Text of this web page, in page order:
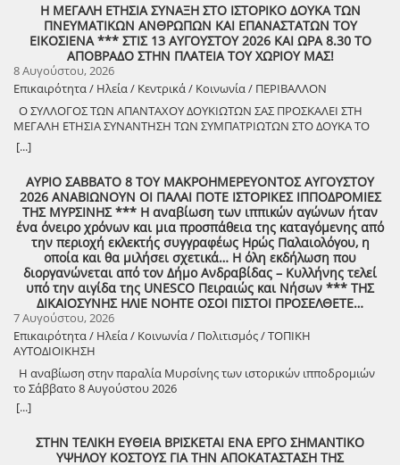
του Γυμνασίου Ζαχάρως θα γεμίσει μουσική, καθώς η Ορχήστρα «Τα
Χρώματα της Ήλιδας» θα παρουσιάσει ένα ξεχωριστό μουσικό
πρόγραμμα. Μια βραδιά που έρχεται να ενώσει ανθρώπους
διαφορετικών ηλικιών μέσα από τη δύναμη της μουσικής και να
προσφέρει σε κατοίκους και επισκέπτες μια όμορφη καλοκαιρινή
έξοδο. Ο Δήμος Ζαχάρως συνεχίζει να επενδύει στον πολιτισμό και να
δημιουργεί αφορμές για συνάντηση, ψυχαγωγία και συμμετοχή.
Δευτέρα 10 Αυγούστου | 21:30 Προαύλιο Γυμνασίου Ζαχάρως
Η ΜΕΓΑΛΗ ΕΤΗΣΙΑ ΣΥΝΑΞΗ ΣΤΟ ΙΣΤΟΡΙΚΟ ΔΟΥΚΑ ΤΩΝ
ΠΝΕΥΜΑΤΙΚΩΝ ΑΝΘΡΩΠΩΝ ΚΑΙ ΕΠΑΝΑΣΤΑΤΩΝ ΤΟΥ
ΕΙΚΟΣΙΕΝΑ *** ΣΤΙΣ 13 ΑΥΓΟΥΣΤΟΥ 2026 ΚΑΙ ΩΡΑ 8.30 ΤΟ
ΑΠΟΒΡΑΔΟ ΣΤΗΝ ΠΛΑΤΕΙΑ ΤΟΥ ΧΩΡΙΟΥ ΜΑΣ!
8 Αυγούστου, 2026
Επικαιρότητα / Ηλεία / Κεντρικά / Κοινωνία / ΠΕΡΙΒΑΛΛΟΝ
Ο ΣΥΛΛΟΓΟΣ ΤΩΝ ΑΠΑΝΤΑΧΟΥ ΔΟΥΚΙΩΤΩΝ ΣΑΣ ΠΡΟΣΚΑΛΕΙ ΣΤΗ
ΜΕΓΑΛΗ ΕΤΗΣΙΑ ΣΥΝΑΝΤΗΣΗ ΤΩΝ ΣΥΜΠΑΤΡΙΩΤΩΝ ΣΤΟ ΔΟΥΚΑ ΤΟ
ΑΘΑΝΑΤΟ! Μεγάλη η χαρά η δική μας για το ριζιμιό μας και για
τον επαναστάτη πρόγονό μας που πολέμησε με το σπαθί στο χέρι
κανόνια του αγώνα! ΦΩΤΟΓΡΑΦΙΕΣ ΚΑΙ ΠΡΟΣΚΛΗΣΗ ΓΙΑ ΤΟ
ΣΥΝΑΠΑΝΤΗΜΑ (Πατήστε πάνω στο σύνδεσμο για να ανοίξει το
αρχείο) Ο Σύλλογος των απανταχού Δουκιωτών σάς προσκαλεί στην
εκδήλωση που θα πραγματοποιηθεί στο χωριό μας, το ΔΟΥΚΑ, σε
συνδιοργάνωση με τον Δήμο Αρχαίας Ολυμπίας, στις 13 Αυγούστου,
ημέρα Πέμπτη και ώρα 8:30 μ.μ., στην πλατεία του χωριού με θέμα:
«Άυλη πολιτιστική κληρονομιά: Eκφράσεις, Δράσεις Διαφύλαξης και
Προοπτικές στην Ηλεία» Oμιλητές: – Διομήδης Τόλιος, Διεύθυνση
Νεότερης Πολιτιστικής Κληρονομιάς ΥΠΠΟ-Σύλλογος Διβριωτών
Αθήνας – Γωγώ Κανελλοπούλου, εκπαιδευτικός – Νίκος
Σιάκκουλης, Πρόεδρος eco action Νεμούτας Θα ακολουθήσoυν
χοροί της Ηλείας από το Λύκειο Ελληνίδων Πύργου Η είσοδος για
την πολιτιστική εκδήλωση είναι ελεύθερη. Μετά το πέρας της
εκδήλωσης, σας προσκαλούμε να διασκεδάσουμε όλοι μαζί με
ζωντανή παραδοσιακή μουσική από τη μουσική ομάδα του
Λύσανδρου Παναγόπουλου, σε μια βραδιά γεμάτη κέφι, χορό και
συμμετοχής στο γλέντι: 10 ευρώ ανά άτομο.
[...]
ΑΥΡΙΟ ΣΑΒΒΑΤΟ 8 ΤΟΥ ΜΑΚΡΟΗΜΕΡΕΥΟΝΤΟΣ ΑΥΓΟΥΣΤΟΥ
2026 ΑΝΑΒΙΩΝΟΥΝ ΟΙ ΠΑΛΑΙ ΠΟΤΕ ΙΣΤΟΡΙΚΕΣ ΙΠΠΟΔΡΟΜΙΕΣ
ΤΗΣ ΜΥΡΣΙΝΗΣ *** Η αναβίωση των ιππικών αγώνων ήταν
ένα όνειρο χρόνων και μια προσπάθεια της καταγόμενης από
την περιοχή εκλεκτής συγγραφέως Ηρώς Παλαιολόγου, η
οποία και θα μιλήσει σχετικά… Η όλη εκδήλωση που
διοργανώνεται από τον Δήμο Ανδραβίδας – Κυλλήνης τελεί
υπό την αιγίδα της UNESCO Πειραιώς και Νήσων *** ΤΗΣ
ΔΙΚΑΙΟΣΥΝΗΣ ΗΛΙΕ ΝΟΗΤΕ ΟΣΟΙ ΠΙΣΤΟΙ ΠΡΟΣΕΛΘΕΤΕ…
7 Αυγούστου, 2026
Επικαιρότητα / Ηλεία / Κοινωνία / Πολιτισμός / ΤΟΠΙΚΗ
ΑΥΤΟΔΙΟΙΚΗΣΗ
Η αναβίωση στην παραλία Μυρσίνης των ιστορικών ιπποδρομιών
το Σάββατο 8 Αυγούστου 2026
[...]
ΣΤΗΝ ΤΕΛΙΚΗ ΕΥΘΕΙΑ ΒΡΙΣΚΕΤΑΙ ΕΝΑ ΕΡΓΟ ΣΗΜΑΝΤΙΚΟ
ΥΨΗΛΟΥ ΚΟΣΤΟΥΣ ΓΙΑ ΤΗΝ ΑΠΟΚΑΤΑΣΤΑΣΗ ΤΗΣ